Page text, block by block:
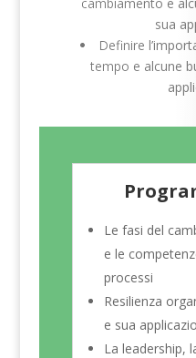
sua
Definire
tempo e alcune
Le fasi del
e le
processi
Resilienza
e sua
La leadership,